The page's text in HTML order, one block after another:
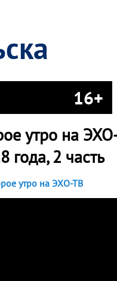
16+
утро на
года, 2 часть
утро на ЭХО-ТВ